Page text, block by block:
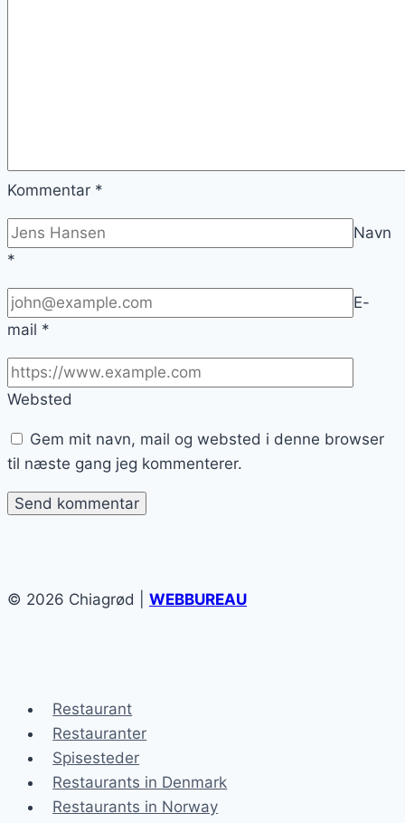
Kommentar *
Navn
*
E-
mail *
Websted
Gem mit navn, mail og websted i denne browser
til næste gang jeg kommenterer.
© 2026 Chiagrød | WEBBUREAU
Restaurant
Restauranter
Spisesteder
Restaurants in Denmark
Restaurants in Norway